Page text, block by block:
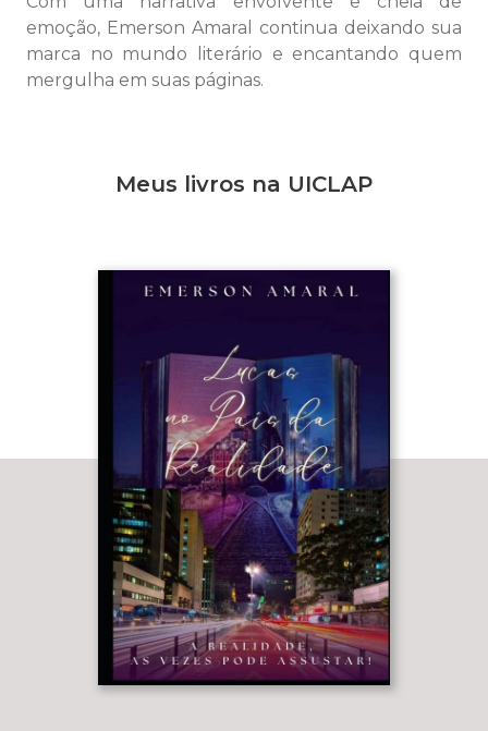
emoção, Emerson Amaral continua deixando sua
marca no mundo literário e encantando quem
mergulha em suas páginas.
Meus livros na UICLAP